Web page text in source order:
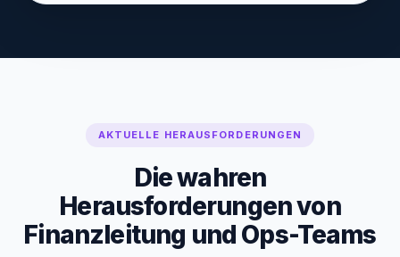
AKTUELLE HERAUSFORDERUNGEN
Die wahren
Herausforderungen von
Finanzleitung und Ops-Teams